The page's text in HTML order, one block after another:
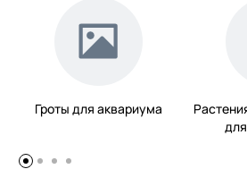
Гроты для аквариума